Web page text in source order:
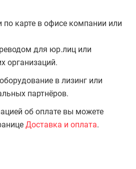
карте в офисе компании или
для юр.лиц или
организаций.
в лизинг или
партнёров.
об оплате вы можете
Доставка и оплата.